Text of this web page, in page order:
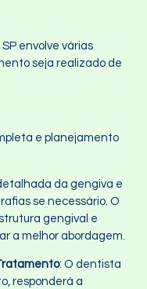
envolve várias
seja realizado de
e planejamento
da gengiva e
se necessário. O
gengival e
a melhor abordagem.
: O dentista
responderá a